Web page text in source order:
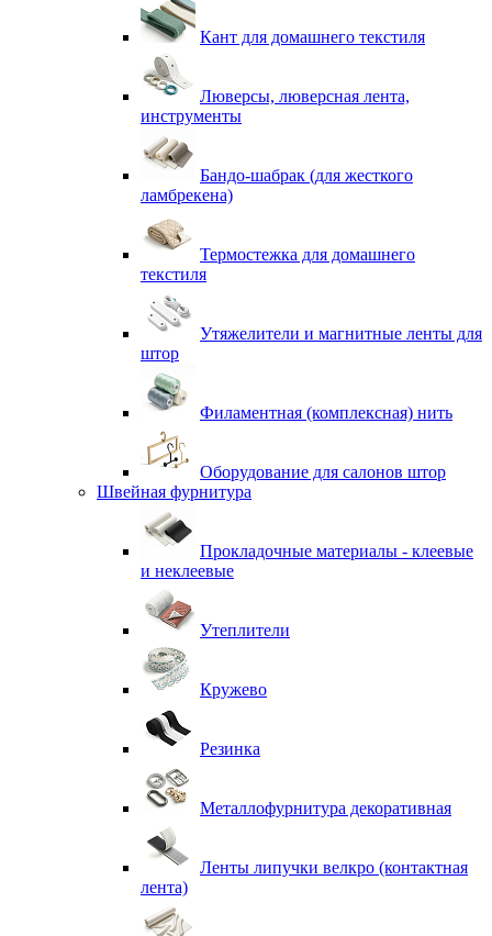
Кант для домашнего текстиля
Люверсы, люверсная лента,
инструменты
Бандо-шабрак (для жесткого
ламбрекена)
Термостежка для домашнего
текстиля
Утяжелители и магнитные ленты для
штор
Филаментная (комплексная) нить
Оборудование для салонов штор
Швейная фурнитура
Прокладочные материалы - клеевые
и неклеевые
Утеплители
Кружево
Резинка
Металлофурнитура декоративная
Ленты липучки велкро (контактная
лента)